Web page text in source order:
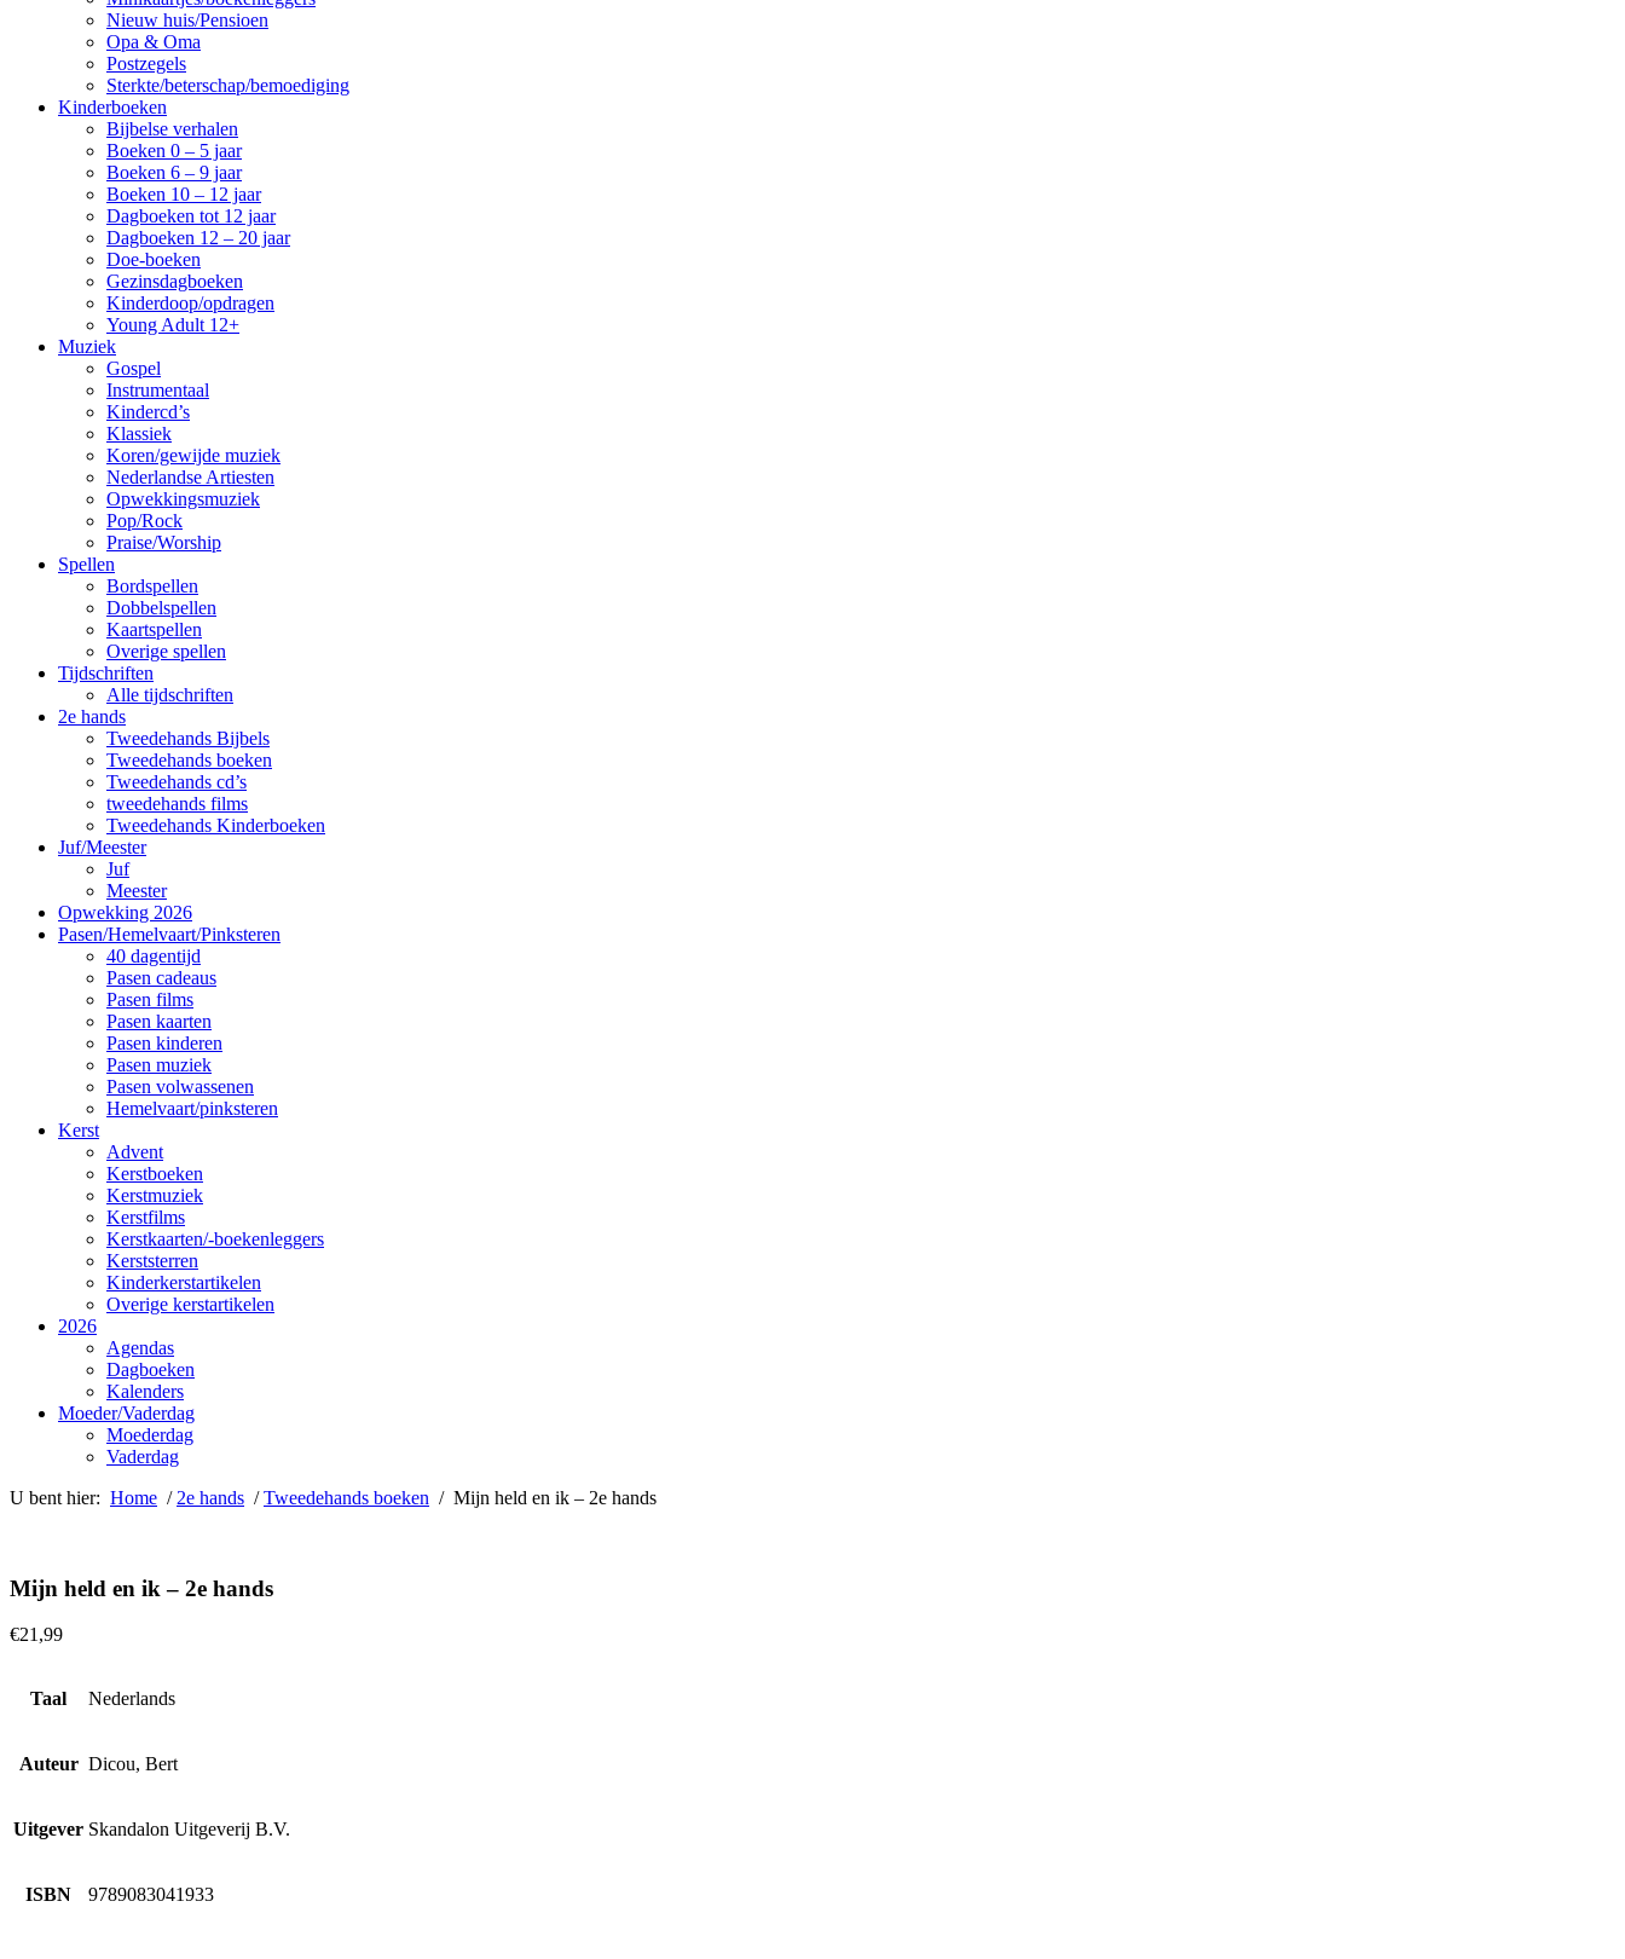
Nieuw huis/Pensioen
Opa & Oma
Postzegels
Sterkte/beterschap/bemoediging
Kinderboeken
Bijbelse verhalen
Boeken 0 – 5 jaar
Boeken 6 – 9 jaar
Boeken 10 – 12 jaar
Dagboeken tot 12 jaar
Dagboeken 12 – 20 jaar
Doe-boeken
Gezinsdagboeken
Kinderdoop/opdragen
Young Adult 12+
Muziek
Gospel
Instrumentaal
Kindercd’s
Klassiek
Koren/gewijde muziek
Nederlandse Artiesten
Opwekkingsmuziek
Pop/Rock
Praise/Worship
Spellen
Bordspellen
Dobbelspellen
Kaartspellen
Overige spellen
Tijdschriften
Alle tijdschriften
2e hands
Tweedehands Bijbels
Tweedehands boeken
Tweedehands cd’s
tweedehands films
Tweedehands Kinderboeken
Juf/Meester
Juf
Meester
Opwekking 2026
Pasen/Hemelvaart/Pinksteren
40 dagentijd
Pasen cadeaus
Pasen films
Pasen kaarten
Pasen kinderen
Pasen muziek
Pasen volwassenen
Hemelvaart/pinksteren
Kerst
Advent
Kerstboeken
Kerstmuziek
Kerstfilms
Kerstkaarten/-boekenleggers
Kerststerren
Kinderkerstartikelen
Overige kerstartikelen
2026
Agendas
Dagboeken
Kalenders
Moeder/Vaderdag
Moederdag
Vaderdag
U bent hier: Home / 2e hands /Tweedehands boeken / Mijn held en ik – 2e hands
Mijn held en ik – 2e hands
€21,99
Taal Nederlands
Auteur Dicou, Bert
Uitgever Skandalon Uitgeverij B.V.
ISBN 9789083041933